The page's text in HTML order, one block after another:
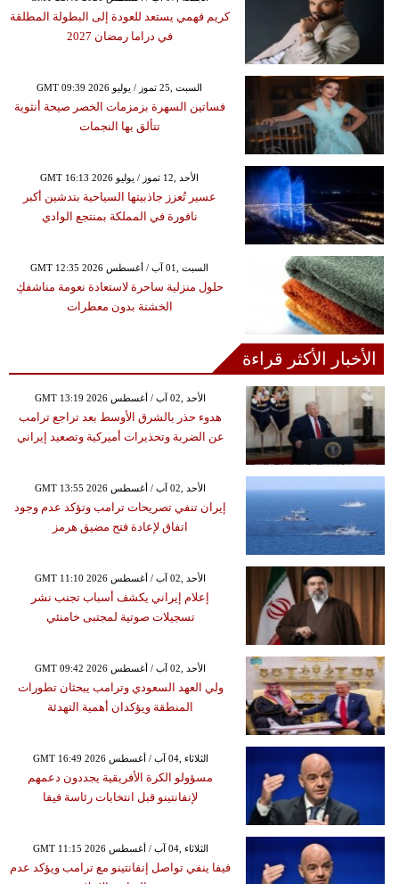
كريم فهمي يستعد للعودة إلى البطولة المطلقة
في دراما رمضان 2027
GMT 09:39 2026 السبت ,25 تموز / يوليو
فساتين السهرة بزمزمات الخصر صيحة أنثوية
تتألق بها النجمات
GMT 16:13 2026 الأحد ,12 تموز / يوليو
عسير تُعزز جاذبيتها السياحية بتدشين أكبر
نافورة في المملكة بمنتجع الوادي
GMT 12:35 2026 السبت ,01 آب / أغسطس
حلول منزلية ساحرة لاستعادة نعومة مناشفكِ
الخشنة بدون معطرات
الأخبار الأكثر قراءة
GMT 13:19 2026 الأحد ,02 آب / أغسطس
هدوء حذر بالشرق الأوسط بعد تراجع ترامب
عن الضربة وتحذيرات أميركية وتصعيد إيراني
GMT 13:55 2026 الأحد ,02 آب / أغسطس
إيران تنفي تصريحات ترامب وتؤكد عدم وجود
اتفاق لإعادة فتح مضيق هرمز
GMT 11:10 2026 الأحد ,02 آب / أغسطس
إعلام إيراني يكشف أسباب تجنب نشر
تسجيلات صوتية لمجتبى خامنئي
GMT 09:42 2026 الأحد ,02 آب / أغسطس
ولي العهد السعودي وترامب يبحثان تطورات
المنطقة ويؤكدان أهمية التهدئة
GMT 16:49 2026 الثلاثاء ,04 آب / أغسطس
مسؤولو الكرة الأفريقية يجددون دعمهم
لإنفانتينو قبل انتخابات رئاسة فيفا
GMT 11:15 2026 الثلاثاء ,04 آب / أغسطس
فيفا ينفي تواصل إنفانتينو مع ترامب ويؤكد عدم